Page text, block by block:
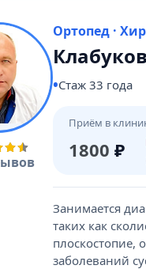
Ортопед ·
Стаж 33 года
Приём в
1800 ₽
Занимается
таких как
плоскостопие,
заболеваний